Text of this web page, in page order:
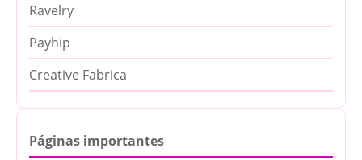
Ravelry
Payhip
Creative Fabrica
Páginas importantes